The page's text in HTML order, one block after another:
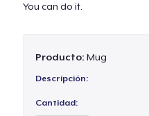
You can do it.
Producto: Mug
Descripción:
Cantidad: